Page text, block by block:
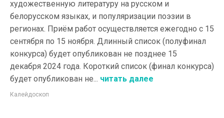
художественную литературу на русском и
белорусском языках, и популяризации поэзии в
регионах. Приём работ осуществляется ежегодно с 15
сентября по 15 ноября. Длинный список (полуфинал
конкурса) будет опубликован не позднее 15
декабря 2024 года. Короткий список (финал конкурса)
будет опубликован не... читать далее
Калейдоскоп